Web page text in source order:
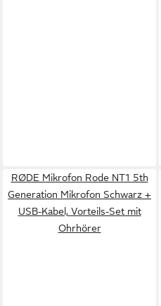
RØDE Mikrofon Rode NT1 5th
Generation Mikrofon Schwarz +
USB-Kabel, Vorteils-Set mit
Ohrhörer